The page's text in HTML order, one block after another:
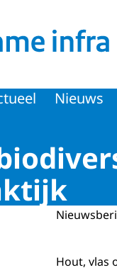
Nieuws
Hout, vlas